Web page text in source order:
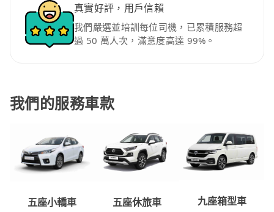
真實好評，用戶信賴
我們嚴選並培訓每位司機，已累積服務超
過 50 萬人次，滿意度高達 99%。
我們的服務車款
五座小轎車
五座休旅車
九座箱型車